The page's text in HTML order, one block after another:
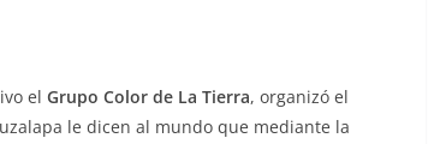
el Grupo Color de La Tierra, organizó el
le dicen al mundo que mediante la